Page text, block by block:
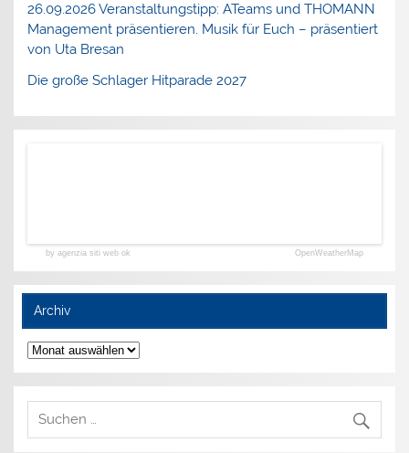
26.09.2026 Veranstaltungstipp: ATeams und THOMANN
Management präsentieren. Musik für Euch – präsentiert
von Uta Bresan
Die große Schlager Hitparade 2027
by agenzia siti web ok OpenWeatherMap
Archiv
Archiv